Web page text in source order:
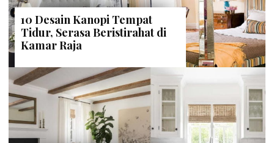
10 Desain Kanopi Tempat
Tidur, Serasa Beristirahat di
Kamar Raja